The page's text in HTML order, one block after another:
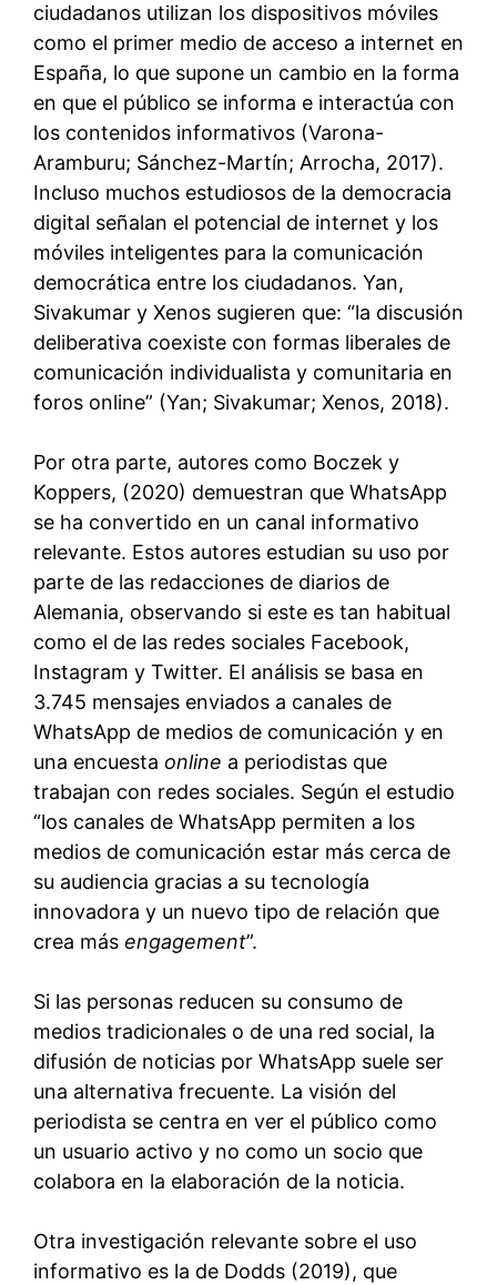
ciudadanos utilizan los dispositivos móviles
como el primer medio de acceso a internet en
España, lo que supone un cambio en la forma
en que el público se informa e interactúa con
los contenidos informativos (Varona-
Aramburu; Sánchez-Martín; Arrocha, 2017).
Incluso muchos estudiosos de la democracia
digital señalan el potencial de internet y los
móviles inteligentes para la comunicación
democrática entre los ciudadanos. Yan,
Sivakumar y Xenos sugieren que: “la discusión
deliberativa coexiste con formas liberales de
comunicación individualista y comunitaria en
foros online” (Yan; Sivakumar; Xenos, 2018).
Por otra parte, autores como Boczek y
Koppers, (2020) demuestran que WhatsApp
se ha convertido en un canal informativo
relevante. Estos autores estudian su uso por
parte de las redacciones de diarios de
Alemania, observando si este es tan habitual
como el de las redes sociales Facebook,
Instagram y Twitter. El análisis se basa en
3.745 mensajes enviados a canales de
WhatsApp de medios de comunicación y en
una encuesta online a periodistas que
trabajan con redes sociales. Según el estudio
“los canales de WhatsApp permiten a los
medios de comunicación estar más cerca de
su audiencia gracias a su tecnología
innovadora y un nuevo tipo de relación que
crea más engagement”.
Si las personas reducen su consumo de
medios tradicionales o de una red social, la
difusión de noticias por WhatsApp suele ser
una alternativa frecuente. La visión del
periodista se centra en ver el público como
un usuario activo y no como un socio que
colabora en la elaboración de la noticia.
Otra investigación relevante sobre el uso
informativo es la de Dodds (2019), que